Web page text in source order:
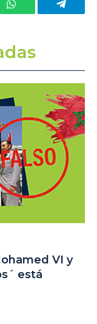
WhatsApp
VI y
está